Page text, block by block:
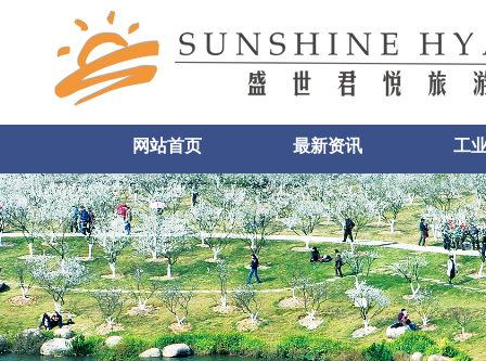
网站首页 最新资讯 工